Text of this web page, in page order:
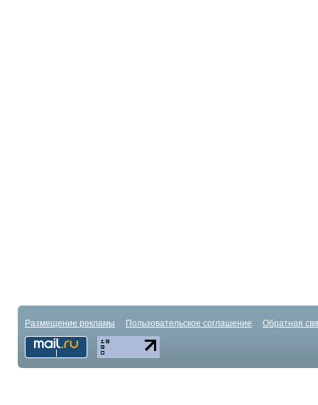
Размещение рекламы Пользовательское соглашение Обратная